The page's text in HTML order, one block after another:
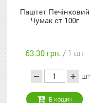
Паштет Печінковий
Чумак ст 100г
63.30 грн. / 1 шт
шт
В кошик